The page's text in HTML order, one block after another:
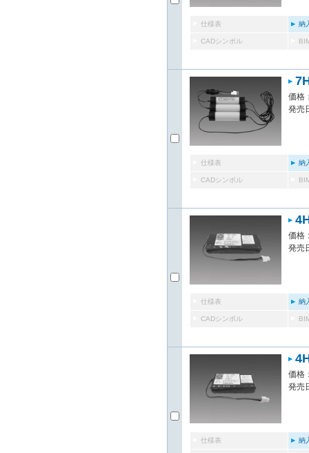
仕様表 納
CADシンボル
価格
発売
仕様表 納
CADシンボル
価格
発売
仕様表 納
CADシンボル
価格
発売
仕様表 納